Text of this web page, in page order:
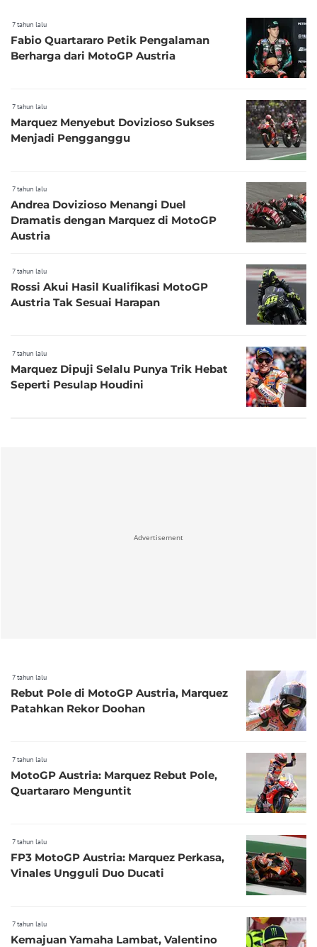
7 tahun lalu
Fabio Quartararo Petik Pengalaman
Berharga dari MotoGP Austria
7 tahun lalu
Marquez Menyebut Dovizioso Sukses
Menjadi Pengganggu
7 tahun lalu
Andrea Dovizioso Menangi Duel
Dramatis dengan Marquez di MotoGP
Austria
7 tahun lalu
Rossi Akui Hasil Kualifikasi MotoGP
Austria Tak Sesuai Harapan
7 tahun lalu
Marquez Dipuji Selalu Punya Trik Hebat
Seperti Pesulap Houdini
Advertisement
7 tahun lalu
Rebut Pole di MotoGP Austria, Marquez
Patahkan Rekor Doohan
7 tahun lalu
MotoGP Austria: Marquez Rebut Pole,
Quartararo Menguntit
7 tahun lalu
FP3 MotoGP Austria: Marquez Perkasa,
Vinales Ungguli Duo Ducati
7 tahun lalu
Kemajuan Yamaha Lambat, Valentino